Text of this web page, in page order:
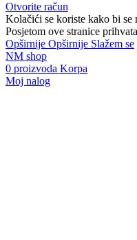
Otvorite račun
Kolačići se koriste kako bi se
Posjetom ove stranice
Opširnije Opširnije Slažem se
NM shop
0 proizvoda Korpa
Moj nalog